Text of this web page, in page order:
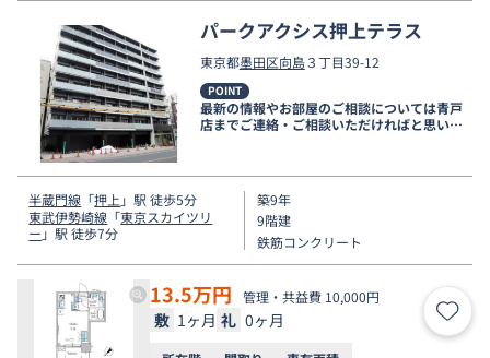
パークアクシス押上テラス
東京都墨田区向島３丁目39-12
POINT
最新の情報やお部屋のご相談については青戸
店までご連絡・ご相談いただければと思いま
半蔵門線 「押上 」駅 徒歩5分
東武伊勢崎線 「東京スカイツリ
ー 」駅 徒歩7分
築9年
9階建
鉄筋コンクリート
13.5万円 管理・共益費 10,000円
敷 1ヶ月 礼 0ヶ月 お気